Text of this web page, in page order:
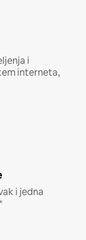
i
interneta,
i jedna